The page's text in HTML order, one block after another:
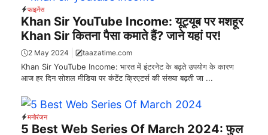
फाइनेंस
Khan Sir YouTube Income: यूट्यूब पर मशहूर
Khan Sir कितना पैसा कमाते हैं? जाने यहां पर!
2 May 2024 taazatime.com
Khan Sir YouTube Income: भारत में इंटरनेट के बढ़ते उपयोग के कारण
आज हर दिन सोशल मीडिया पर कंटेंट क्रिएटर्स की संख्या बढ़ती जा ...
मनोरंजन
5 Best Web Series Of March 2024: फुल